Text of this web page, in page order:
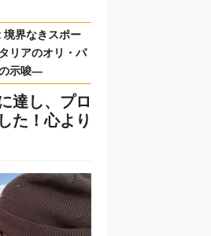
界なきスポー
リアのオリ・パ
示唆―
達し、プロ
た！心より